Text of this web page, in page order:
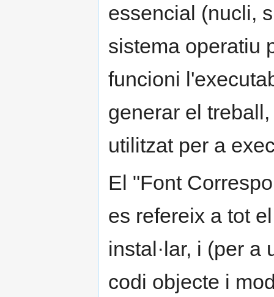
essencial (nucli,
sistema operatiu
funcioni
generar el
utilitzat per a
El "Font
es refereix a tot
instal·lar, i (per
codi objecte i